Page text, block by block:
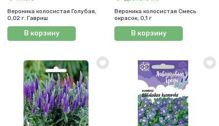
Вероника колосистая Голубая,
0,02 г. Гавриш
В корзину
Вероника колосистая Смесь
окрасок, 0,1 г
В корзину